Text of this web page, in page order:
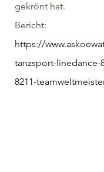
gekrönt hat.
Bericht:
https://
tanzsport-linedance-
8211-